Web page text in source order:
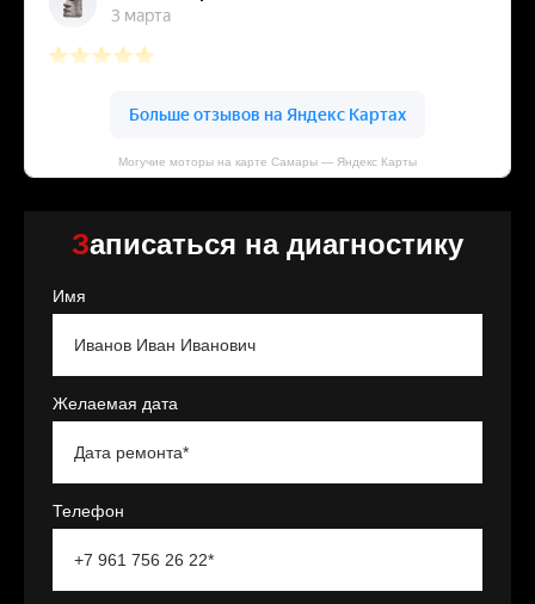
Могучие моторы на карте Самары — Яндекс Карты
Записаться на диагностику
Имя
Желаемая дата
Телефон